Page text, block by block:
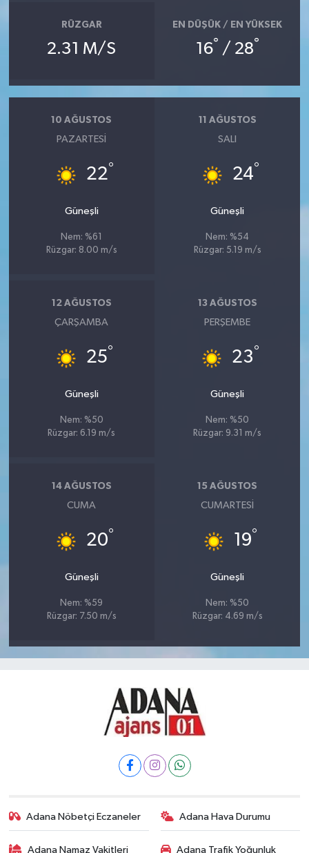
RÜZGAR
2.31 M/S
EN DÜŞÜK / EN YÜKSEK
16° / 28°
10 AĞUSTOS
PAZARTESI
22°
Güneşli
Nem: %61
Rüzgar: 8.00 m/s
11 AĞUSTOS
SALI
24°
Güneşli
Nem: %54
Rüzgar: 5.19 m/s
12 AĞUSTOS
ÇARŞAMBA
25°
Güneşli
Nem: %50
Rüzgar: 6.19 m/s
13 AĞUSTOS
PERŞEMBE
23°
Güneşli
Nem: %50
Rüzgar: 9.31 m/s
14 AĞUSTOS
CUMA
20°
Güneşli
Nem: %59
Rüzgar: 7.50 m/s
15 AĞUSTOS
CUMARTESI
19°
Güneşli
Nem: %50
Rüzgar: 4.69 m/s
Adana Nöbetçi Eczaneler Adana Hava Durumu
Adana Namaz Vakitleri Adana Trafik Yoğunluk